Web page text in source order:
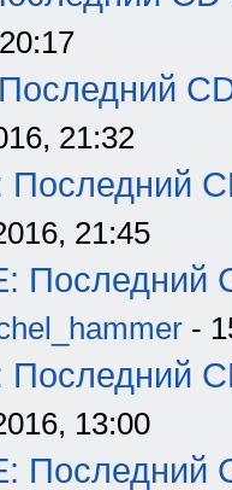
21:32
Последний
21:45
Последний
-
Последний
13:00
Последний